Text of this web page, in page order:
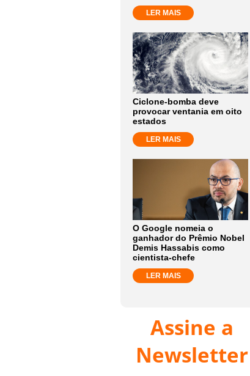
LER MAIS
Ciclone-bomba deve
provocar ventania em oito
estados
LER MAIS
O Google nomeia o
ganhador do Prêmio Nobel
Demis Hassabis como
cientista-chefe
LER MAIS
Assine a
Newsletter